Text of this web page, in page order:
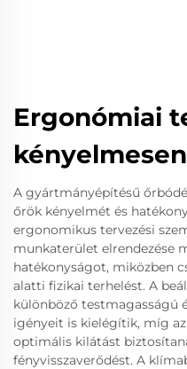
Ergonómiai
kényelmesen
A gyártmányépítésű
őrök kényelmét és
ergonomikus tervezési
munkaterület elrendezése
hatékonyságot, miközben
alatti fizikai terhelést. A
különböző testmagasságú
igényeit is kielégítik, míg
optimális kilátást
fényvisszaverődést. A